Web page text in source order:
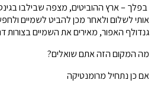
בפלך – ארץ ההוביטים, מצפה שבילבו
אותי לשלום ולאחר מכן להביט לשמיים
גנדולף האפור, מאירים את השמיים בצורות
מה המקום הזה אתם שואלים?
אם כן נתחיל מרומנטיקה